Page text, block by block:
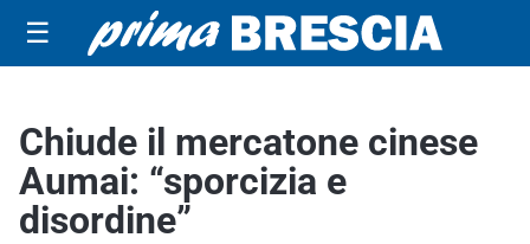
☰
Chiude il mercatone cinese
Aumai: “sporcizia e
disordine”